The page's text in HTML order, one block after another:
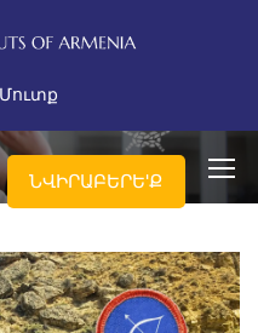
Մուտք
ՆՎԻՐԱԲԵՐԵ'Ք